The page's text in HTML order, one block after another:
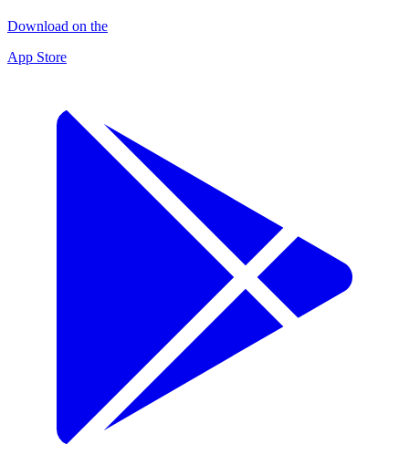
Download on the
App Store